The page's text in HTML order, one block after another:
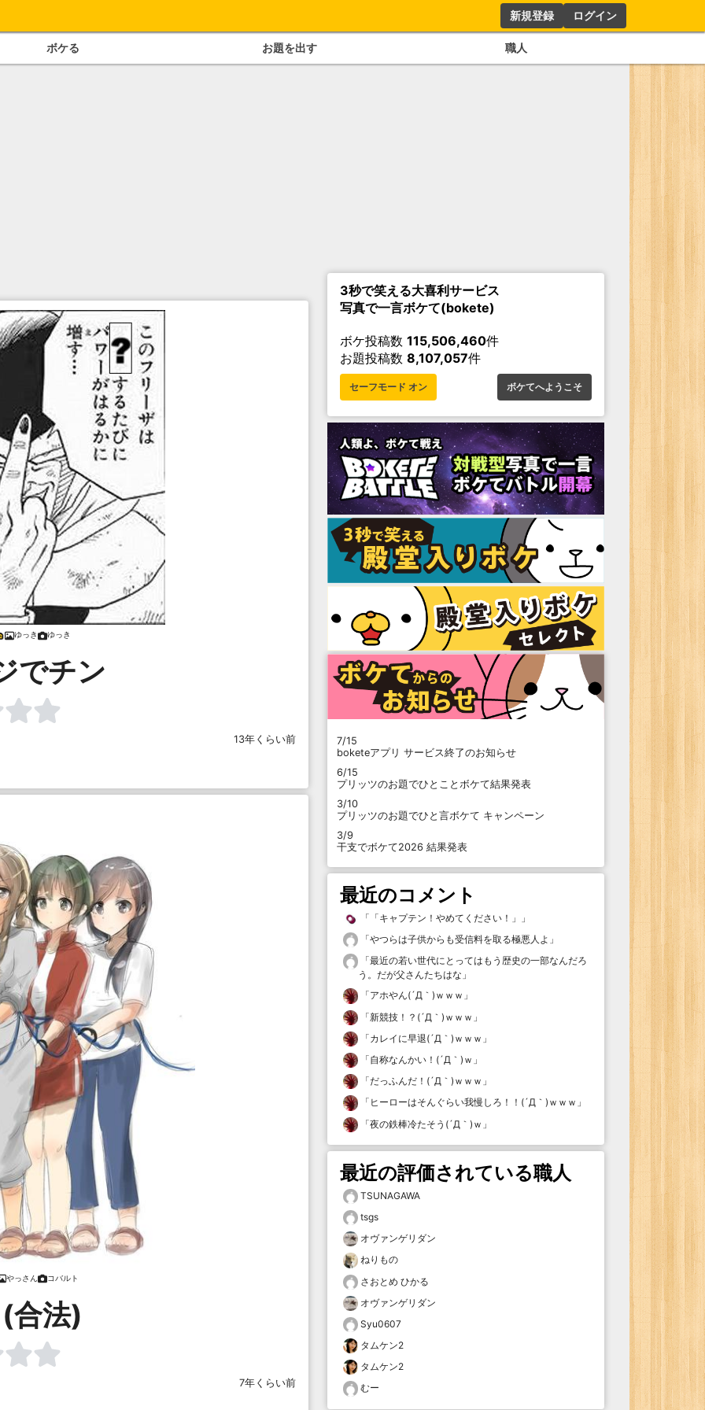
新規登録 ログイン
ボケる お題を出す 職人
ゆっき ゆっき
でチン
13年くらい前
やっさん コバルト
合法)
7年くらい前
3秒で笑える大喜利サービス
写真で一言ボケて(bokete)
ボケ投稿数 115,506,460件
お題投稿数 8,107,057件
セーフモード オン ボケてへようこそ
7/15
boketeアプリ サービス終了のお知らせ
6/15
プリッツのお題でひとことボケて結果発表
3/10
プリッツのお題でひと言ボケて キャンペーン
3/9
干支でボケて2026 結果発表
最近のコメント
「 「キャプテン！やめてください！」
」
「やつらは子供からも受信料を取る極悪人よ 」
「最近の若い世代にとってはもう歴史の一部なんだろ
う。だが父さんたちはな 」
「アホやん(´Д｀)ｗｗｗ 」
「新競技！？(´Д｀)ｗｗｗ 」
「カレイに早退(´Д｀)ｗｗｗ 」
「自称なんかい！(´Д｀)ｗ 」
「だっふんだ！(´Д｀)ｗｗｗ 」
「 ヒーローはそんぐらい我慢しろ！！(´Д｀)ｗｗｗ 」
「夜の鉄棒冷たそう(´Д｀)ｗ 」
最近の評価されている職人
TSUNAGAWA
tsgs
オヴァンゲリダン
ねりもの
さおとめ ひかる
オヴァンゲリダン
Syu0607
タムケン2
タムケン2
むー